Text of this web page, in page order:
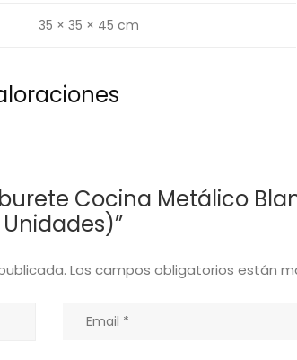
35 × 35 × 45 cm
Cocina Metálico
Unidades)”
Los campos obligatorios están